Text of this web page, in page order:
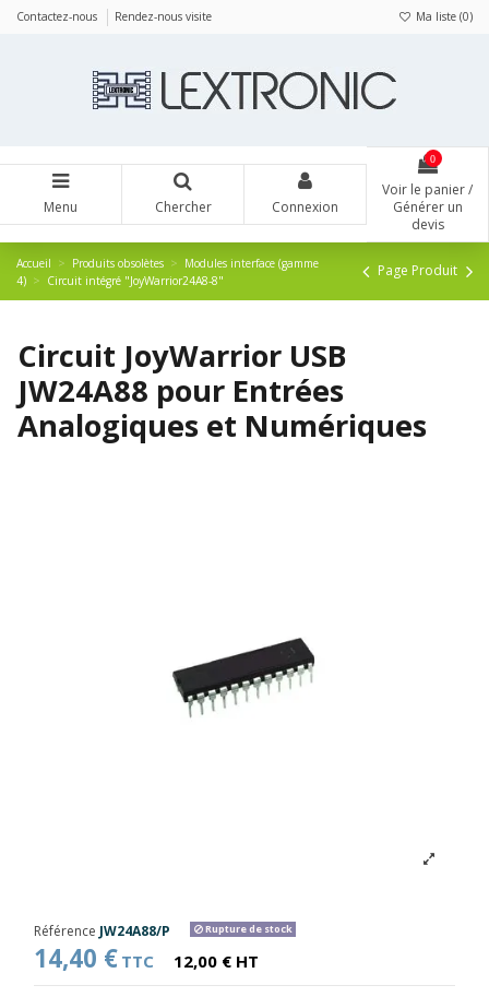
Contactez-nous Rendez-nous visite Ma liste (0)
Menu Chercher Connexion
0
Voir le panier /
Générer un
devis
Accueil Produits obsolètes
Modules interface (gamme
4)
Circuit intégré "JoyWarrior24A8-8"
Page Produit
Circuit JoyWarrior USB
JW24A88 pour Entrées
Analogiques et Numériques
Référence JW24A88/P Rupture de stock
14,40 € TTC 12,00 € HT
Panneau de gestion des cookies